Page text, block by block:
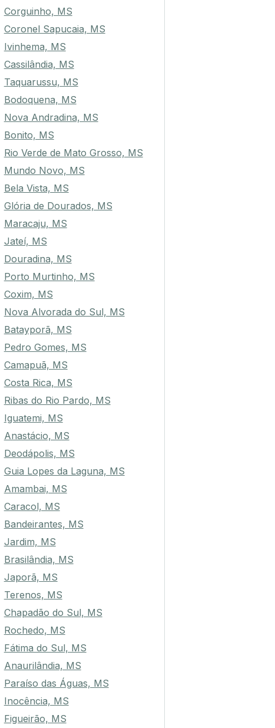
Corguinho, MS
Coronel Sapucaia, MS
Ivinhema, MS
Cassilândia, MS
Taquarussu, MS
Bodoquena, MS
Nova Andradina, MS
Bonito, MS
Rio Verde de Mato Grosso, MS
Mundo Novo, MS
Bela Vista, MS
Glória de Dourados, MS
Maracaju, MS
Jateí, MS
Douradina, MS
Porto Murtinho, MS
Coxim, MS
Nova Alvorada do Sul, MS
Batayporã, MS
Pedro Gomes, MS
Camapuã, MS
Costa Rica, MS
Ribas do Rio Pardo, MS
Iguatemi, MS
Anastácio, MS
Deodápolis, MS
Guia Lopes da Laguna, MS
Amambai, MS
Caracol, MS
Bandeirantes, MS
Jardim, MS
Brasilândia, MS
Japorã, MS
Terenos, MS
Chapadão do Sul, MS
Rochedo, MS
Fátima do Sul, MS
Anaurilândia, MS
Paraíso das Águas, MS
Inocência, MS
Figueirão, MS